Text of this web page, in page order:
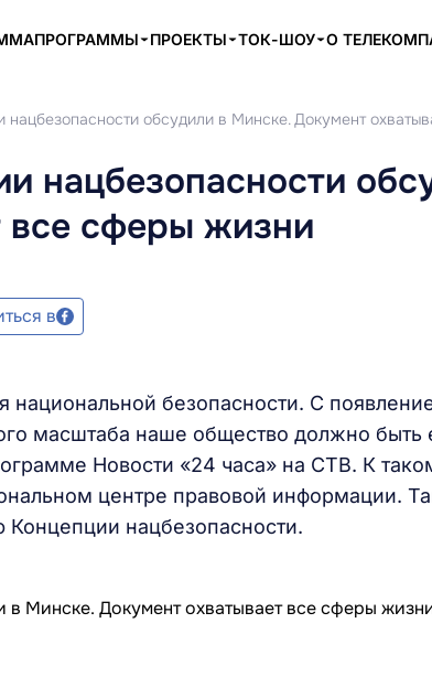
ПРОГРАММЫ ПРОЕКТЫ ТОК-ШОУ О
нацбезопасности обсудили в Минске. Документ
нацбезопасности
все сферы жизни
в
национальной безопасности. С
масштаба наше общество должно быть
Новости «24 часа» на СТВ. К
центре правовой информации.
нацбезопасности.